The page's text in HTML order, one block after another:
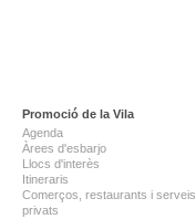
Promoció de la Vila
Agenda
Àrees d'esbarjo
Llocs d'interès
Itineraris
Comerços, restaurants i serveis
privats